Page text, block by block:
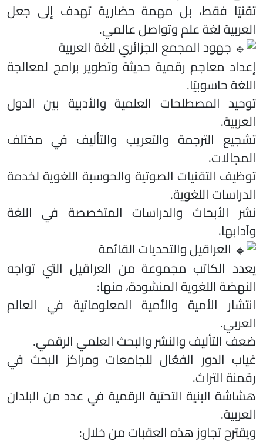
تقنيًا فقط، بل مهمة حضارية تهدف إلى جعل
العربية لغة علم وتواصل عالمي.
جهود المجمع الجزائري للغة العربية
إعداد معاجم رقمية حديثة وتطوير برامج لمعالجة
اللغة حاسوبيًا.
توحيد المصطلحات العلمية والأدبية بين الدول
العربية.
تشجيع الترجمة والتعريب والتأليف في مختلف
المجالات.
توظيف التقنيات الصوتية والحوسبة اللغوية لخدمة
الدراسات اللغوية.
نشر الأبحاث والدراسات المتخصصة في اللغة
وآدابها.
العراقيل والتحديات القائمة
يعدد الكاتب مجموعة من العراقيل التي تواجه
النهضة اللغوية المنشودة، منها:
انتشار الأمية والأمية المعلوماتية في العالم
العربي.
ضعف التأليف والنشر والبحث العلمي الرقمي.
غياب الدور الفعّال للجامعات ومراكز البحث في
رقمنة التراث.
هشاشة البنية التحتية الرقمية في عدد من البلدان
العربية.
ويقترح تجاوز هذه العقبات من خلال: